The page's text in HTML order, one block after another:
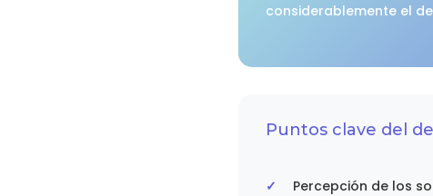
considerablemente el
Puntos clave del
Percepción de los